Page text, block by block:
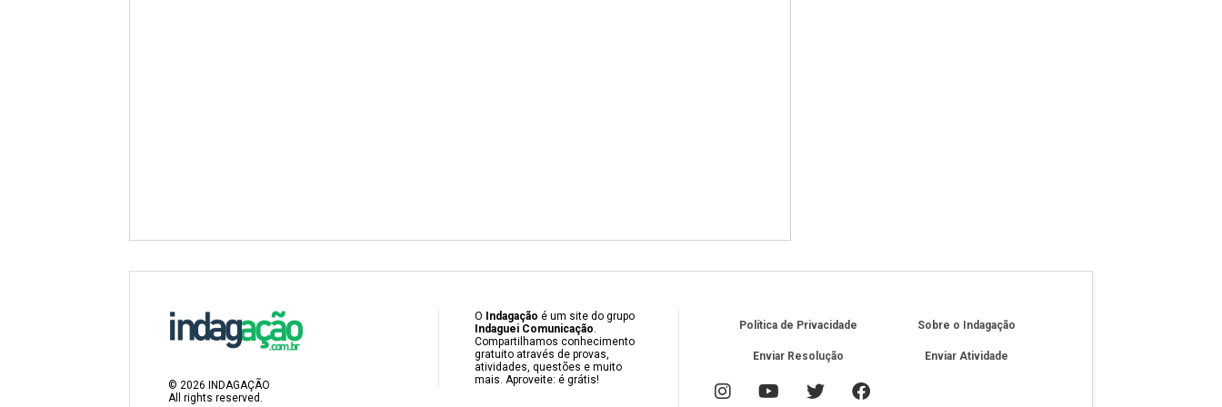
© 2026 INDAGAÇÃO
All rights reserved.
O Indagação é um site do grupo
Indaguei Comunicação.
Compartilhamos conhecimento
gratuito através de provas,
atividades, questões e muito
mais. Aproveite: é grátis!
Política de Privacidade Sobre o Indagação
Enviar Resolução Enviar Atividade